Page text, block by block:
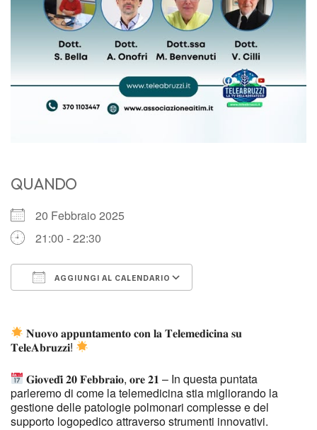
QUANDO
20 Febbraio 2025
21:00 - 22:30
AGGIUNGI AL CALENDARIO
𝐍𝐮𝐨𝐯𝐨 𝐚𝐩𝐩𝐮𝐧𝐭𝐚𝐦𝐞𝐧𝐭𝐨 𝐜𝐨𝐧 𝐥𝐚 𝐓𝐞𝐥𝐞𝐦𝐞𝐝𝐢𝐜𝐢𝐧𝐚 𝐬𝐮
𝐓𝐞𝐥𝐞𝐀𝐛𝐫𝐮𝐳𝐳𝐢!
𝐆𝐢𝐨𝐯𝐞𝐝𝐢̀ 𝟐𝟎 𝐅𝐞𝐛𝐛𝐫𝐚𝐢𝐨, 𝐨𝐫𝐞 𝟐𝟏 – In questa puntata
parleremo di come la telemedicina stia migliorando la
gestione delle patologie polmonari complesse e del
supporto logopedico attraverso strumenti innovativi.